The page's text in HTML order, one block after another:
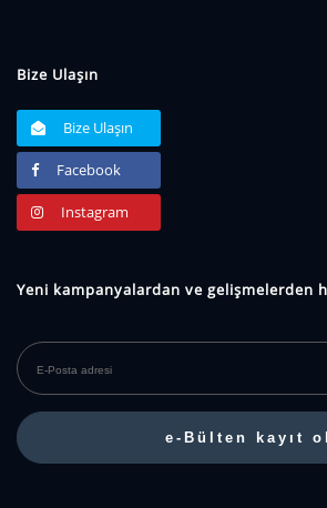
Bize Ulaşın
Bize Ulaşın
Facebook
Instagram
Yeni kampanyalardan ve gelişmelerden